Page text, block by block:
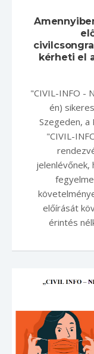
kérheti el
"CIVIL-INFO -
én)
Szegeden, a
"CIVIL-
jelenlévőnek,
előírását
érintés